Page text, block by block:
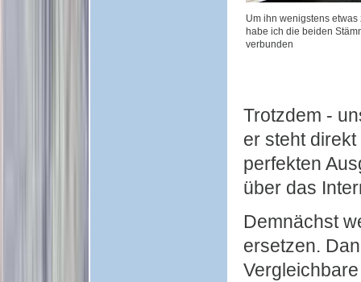
Um ihn wenigstens
habe ich die beiden
verbunden
Trotzdem -
er steht
perfekten
über das
Demnächst
ersetzen.